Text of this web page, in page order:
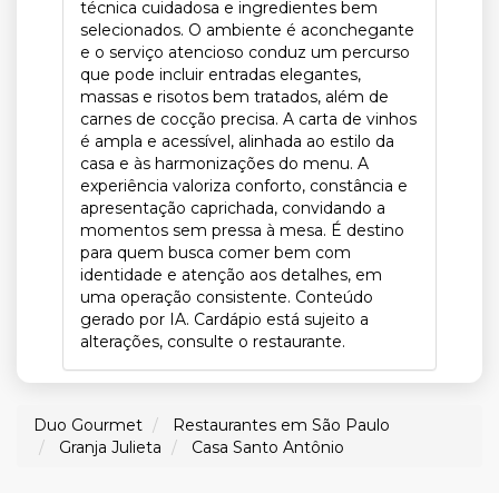
técnica cuidadosa e ingredientes bem
selecionados. O ambiente é aconchegante
e o serviço atencioso conduz um percurso
que pode incluir entradas elegantes,
massas e risotos bem tratados, além de
carnes de cocção precisa. A carta de vinhos
é ampla e acessível, alinhada ao estilo da
casa e às harmonizações do menu. A
experiência valoriza conforto, constância e
apresentação caprichada, convidando a
momentos sem pressa à mesa. É destino
para quem busca comer bem com
identidade e atenção aos detalhes, em
uma operação consistente. Conteúdo
gerado por IA. Cardápio está sujeito a
alterações, consulte o restaurante.
Duo Gourmet
Restaurantes em São Paulo
Granja Julieta
Casa Santo Antônio